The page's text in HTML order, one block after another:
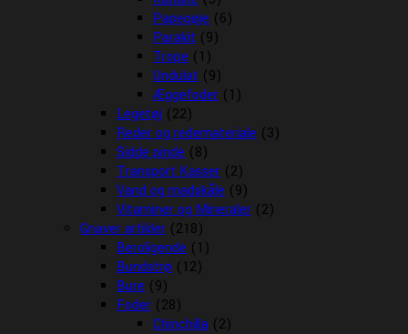
Papegøje (6)
Parakit (9)
Trope (1)
Undulat (9)
Æggefoder (1)
Legetøj (22)
Reder og redemateriale (3)
Sidde pinde (8)
Transport Kasser (2)
Vand og madskåle (9)
Vitaminer og Mineraler (2)
Gnaver artikler (218)
Beroligende (1)
Bundstrø (12)
Bure (9)
Foder (28)
Chinchilla (2)